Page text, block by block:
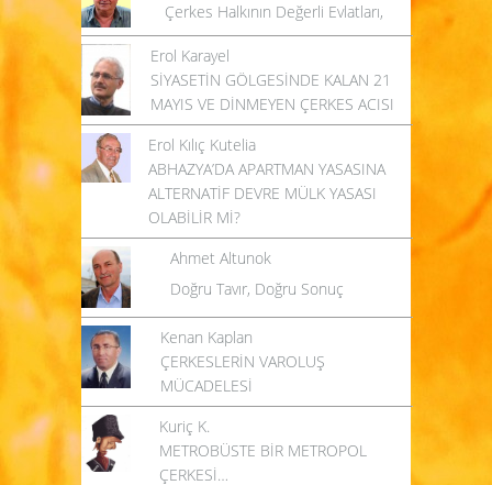
Çerkes Halkının Değerli Evlatları,
Erol Karayel
SİYASETİN GÖLGESİNDE KALAN 21
MAYIS VE DİNMEYEN ÇERKES ACISI
Erol Kılıç Kutelia
ABHAZYA’DA APARTMAN YASASINA
ALTERNATİF DEVRE MÜLK YASASI
OLABİLİR Mİ?
Ahmet Altunok
Doğru Tavır, Doğru Sonuç
Kenan Kaplan
ÇERKESLERİN VAROLUŞ
MÜCADELESİ
Kuriç K.
METROBÜSTE BİR METROPOL
ÇERKESİ…